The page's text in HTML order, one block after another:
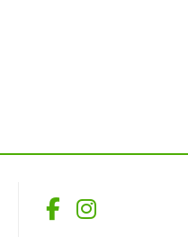
Facebook
Instagram